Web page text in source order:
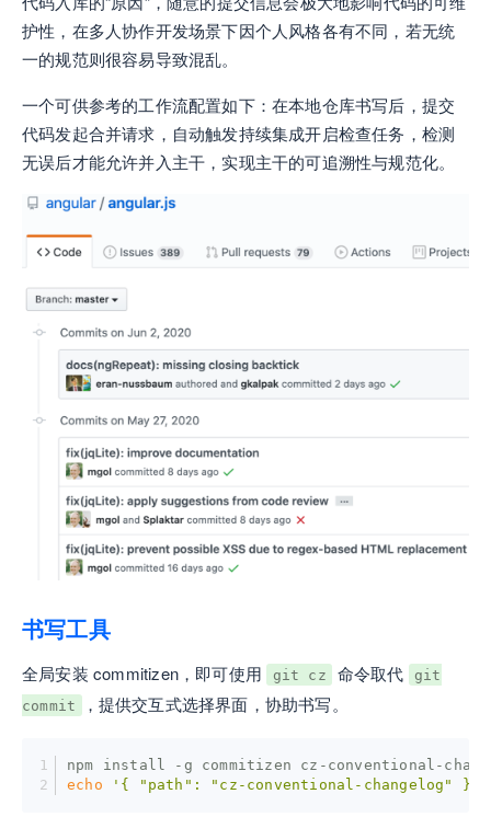
护性，在多人协作开发场景下因个人风格各有不同，若无统
一的规范则很容易导致混乱。
一个可供参考的工作流配置如下：在本地仓库书写后，提交
代码发起合并请求，自动触发持续集成开启检查任务，检测
无误后才能允许并入主干，实现主干的可追溯性与规范化。
书写工具
全局安装 commitizen，即可使用 git cz 命令取代
git
commit
，提供交互式选择界面，协助书写。
npm install -g commitizen cz-conventional-
echo
'{ "path": "cz-conventional-changelog" }'